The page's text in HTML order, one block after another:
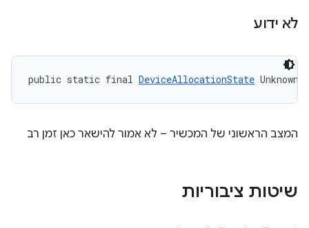
לא ידוע
public static final DeviceAllocationState Unknown
המצב הראשוני של המכשיר – לא אמור להישאר כאן זמן רב
שיטות ציבוריות